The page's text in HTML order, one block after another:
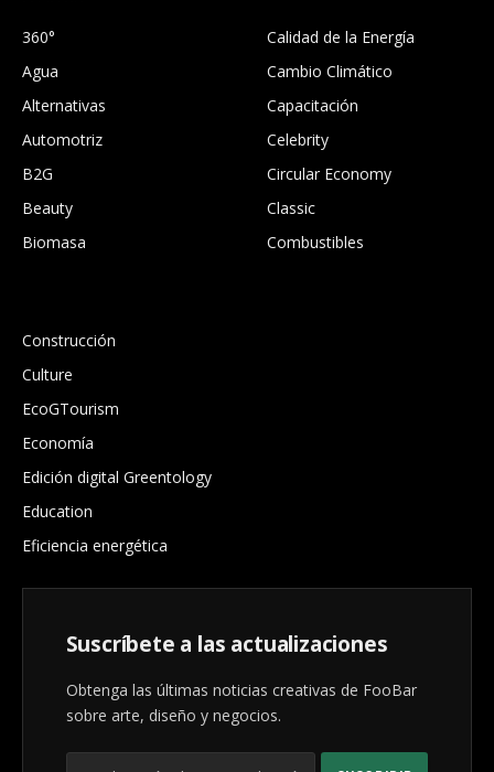
360°
Agua
Alternativas
Automotriz
B2G
Beauty
Biomasa
Calidad de la Energía
Cambio Climático
Capacitación
Celebrity
Circular Economy
Classic
Combustibles
Construcción
Culture
EcoGTourism
Economía
Edición digital Greentology
Education
Eficiencia energética
Suscríbete a las actualizaciones
Obtenga las últimas noticias creativas de FooBar
sobre arte, diseño y negocios.